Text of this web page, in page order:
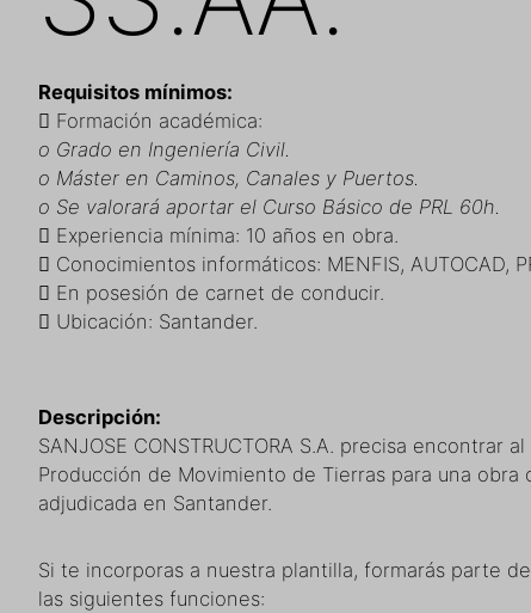
Requisitos mínimos:
 Formación académica:
o Grado en Ingeniería Civil.
o Máster en Caminos, Canales y Puertos.
o Se valorará aportar el Curso Básico de PRL 60h.
 Experiencia mínima: 10 años en obra.
 Conocimientos informáticos: MENFIS, AUTOCAD,
 En posesión de carnet de conducir.
 Ubicación: Santander.
Descripción:
SANJOSE CONSTRUCTORA S.A. precisa encontrar
Producción de Movimiento de Tierras para una obra
adjudicada en Santander.
Si te incorporas a nuestra plantilla, formarás parte
las siguientes funciones: